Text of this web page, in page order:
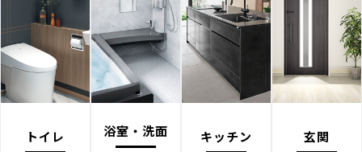
トイレ 浴室・洗面 キッチン 玄関